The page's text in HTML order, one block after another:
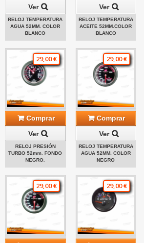
Ver
RELOJ TEMPERATURA
AGUA 52MM. COLOR
BLANCO
Ver
RELOJ TEMPERATURA
ACEITE 52MM.COLOR
BLANCO
29,00 €
Comprar
Ver
RELOJ PRESIÓN
TURBO 52mm. FONDO
NEGRO.
29,00 €
Comprar
Ver
RELOJ TEMPERATURA
AGUA 52MM. COLOR
NEGRO
29,00 € 29,00 €